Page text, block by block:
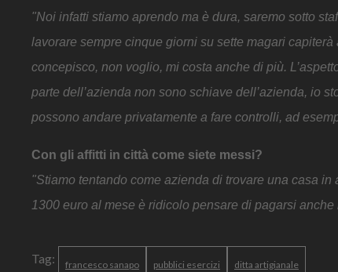
"Noi infatti stiamo aprendo ma è dura, saremo sotto
lavorare sempre cinque giorni su sette magari
concepisco, non voglio, mi costa anche di più.
parte dell’azienda non sono schiave dell’azienda, io
possono andare privatamente a fare controlli, ad
Con gli affitti in città come siete messi?
"Stiamo tentando come azienda di trovare una casa
1300 euro al mese è ridicolo pensare di pagarsi anche
Tag: francesco sanapo pubblici esercizi ditta artigianale